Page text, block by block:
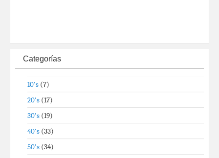
Categorías
10's (7)
20's (17)
30's (19)
40's (33)
50's (34)